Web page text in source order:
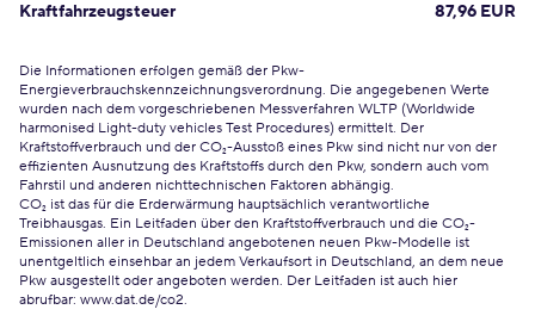
Kraftfahrzeugsteuer 87,96 EUR
Die Informationen erfolgen gemäß der Pkw-
Energieverbrauchskennzeichnungsverordnung. Die angegebenen Werte
wurden nach dem vorgeschriebenen Messverfahren WLTP (Worldwide
harmonised Light-duty vehicles Test Procedures) ermittelt. Der
Kraftstoffverbrauch und der CO₂-Ausstoß eines Pkw sind nicht nur von der
effizienten Ausnutzung des Kraftstoffs durch den Pkw, sondern auch vom
Fahrstil und anderen nichttechnischen Faktoren abhängig.
CO₂ ist das für die Erderwärmung hauptsächlich verantwortliche
Treibhausgas. Ein Leitfaden über den Kraftstoffverbrauch und die CO₂-
Emissionen aller in Deutschland angebotenen neuen Pkw-Modelle ist
unentgeltlich einsehbar an jedem Verkaufsort in Deutschland, an dem neue
Pkw ausgestellt oder angeboten werden. Der Leitfaden ist auch hier
abrufbar: www.dat.de/co2.